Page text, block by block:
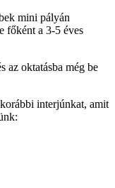
mini pályán
főként a 3-5 éves
az oktatásba még be
interjúnkat, amit